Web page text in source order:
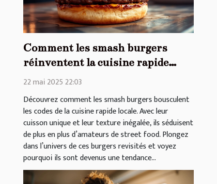
Comment les smash burgers
réinventent la cuisine rapide
locale
22 mai 2025 22:03
Découvrez comment les smash burgers bousculent
les codes de la cuisine rapide locale. Avec leur
cuisson unique et leur texture inégalée, ils séduisent
de plus en plus d’amateurs de street food. Plongez
dans l’univers de ces burgers revisités et voyez
pourquoi ils sont devenus une tendance...